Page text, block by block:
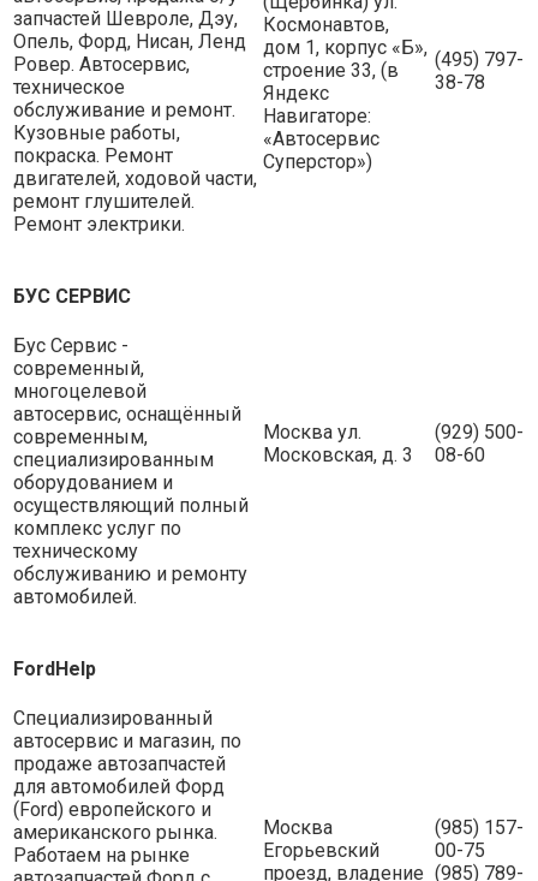
запчастей Шевроле, Дэу,
Опель, Форд, Нисан, Ленд
Ровер. Автосервис,
техническое
обслуживание и ремонт.
Кузовные работы,
покраска. Ремонт
двигателей, ходовой части,
ремонт глушителей.
Ремонт электрики.
Космонавтов,
дом 1, корпус «Б»,
строение 33, (в
Яндекс
Навигаторе:
«Автосервис
Суперстор»)
(495) 797-
38-78
БУС СЕРВИС
Бус Сервис -
современный,
многоцелевой
автосервис, оснащённый
современным,
специализированным
оборудованием и
осуществляющий полный
комплекс услуг по
техническому
обслуживанию и ремонту
автомобилей.
Москва ул.
Московская, д. 3
(929) 500-
08-60
FordHelp
Специализированный
автосервис и магазин, по
продаже автозапчастей
для автомобилей Форд
(Ford) европейского и
американского рынка.
Работаем на рынке
Москва
Егорьевский
проезд, владение
(985) 157-
00-75
(985) 789-